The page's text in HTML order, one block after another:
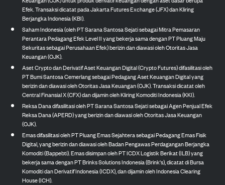
Efek. Transaksi dicatat pada Jakarta Futures Exchange (JFX) dan Kliring
Berjangka Indonesia (KBI).
Saham Indonesia (oleh PT Sarana Santosa Sejati sebagai Mitra Pemasaran
Perantara Pedagang Efek Level II yang bekerja sama dengan PT Pluang Maju
Sekuritas sebagai Perusahaan Efek) berizin dan diawasi oleh Otoritas Jasa
Keuangan (OJK).
Aset Crypto dan Derivatif Aset Keuangan Digital (Crypto Futures) difasilitasi oleh
PT Bumi Santosa Cemerlang sebagai Pedagang Aset Keuangan Digital yang
berizin dan diawasi oleh Otoritas Jasa Keuangan (OJK). Transaksi dicatat oleh
Central Finansial X (CFX) dan dijamin oleh Kliring Komoditi Indonesia (KKI).
Reksa Dana difasilitasi oleh PT Sarana Santosa Sejati sebagai Agen Penjual Efek
Reksa Dana (APERD) yang berizin dan diawasi oleh Otoritas Jasa Keuangan
(OJK).
Emas difasilitasi oleh PT Pluang Emas Sejahtera sebagai Pedagang Emas Fisik
Digital, yang berizin dan diawasi oleh Badan Pengawas Perdagangan Berjangka
Komoditi (Bappebti). Emas disimpan oleh PT ICDX Logistik Berikat (ILB) yang
bekerja sama dengan PT Brinks Solutions Indonesia (Brink's), dicatat di Bursa
Komoditi dan Derivatif Indonesia (ICDX), dan dijamin oleh Indonesia Clearing
House (ICH).